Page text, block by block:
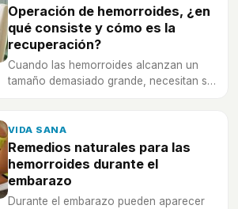
Operación de hemorroides, ¿en
qué consiste y cómo es la
recuperación?
Cuando las hemorroides alcanzan un
tamaño demasiado grande, necesitan ser
intervención.
VIDA SANA
Remedios naturales para las
hemorroides durante el
embarazo
Durante el embarazo pueden aparecer